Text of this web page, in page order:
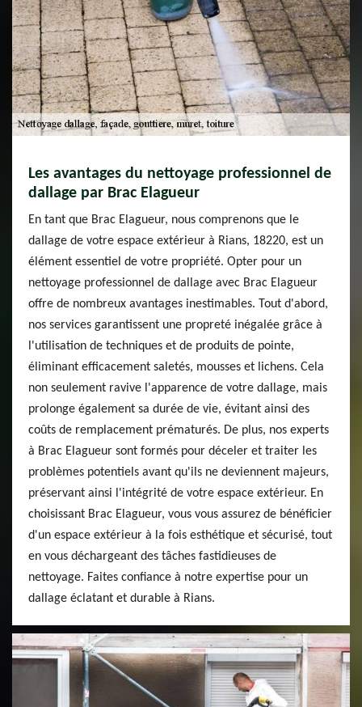
Les avantages du nettoyage professionnel de
dallage par Brac Elagueur
En tant que Brac Elagueur, nous comprenons que le
dallage de votre espace extérieur à Rians, 18220, est un
élément essentiel de votre propriété. Opter pour un
nettoyage professionnel de dallage avec Brac Elagueur
offre de nombreux avantages inestimables. Tout d'abord,
nos services garantissent une propreté inégalée grâce à
l'utilisation de techniques et de produits de pointe,
éliminant efficacement saletés, mousses et lichens. Cela
non seulement ravive l'apparence de votre dallage, mais
prolonge également sa durée de vie, évitant ainsi des
coûts de remplacement prématurés. De plus, nos experts
à Brac Elagueur sont formés pour déceler et traiter les
problèmes potentiels avant qu'ils ne deviennent majeurs,
préservant ainsi l'intégrité de votre espace extérieur. En
choisissant Brac Elagueur, vous vous assurez de bénéficier
d'un espace extérieur à la fois esthétique et sécurisé, tout
en vous déchargeant des tâches fastidieuses de
nettoyage. Faites confiance à notre expertise pour un
dallage éclatant et durable à Rians.